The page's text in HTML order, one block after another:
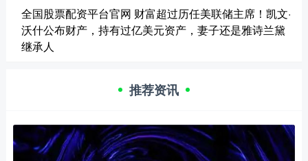
全国股票配资平台官网 财富超过历任美联储主席！凯文·
沃什公布财产，持有过亿美元资产，妻子还是雅诗兰黛
继承人
推荐资讯